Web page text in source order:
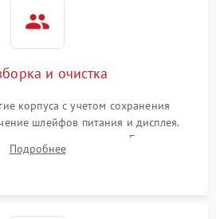
и очистка
корпуса с учетом сохранения
шлейфов питания и дисплея.
от окислов и пыли. Бережная
объектива специализированными
Подробнее